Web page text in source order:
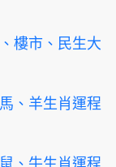
樓市、民生大
、羊生肖運程